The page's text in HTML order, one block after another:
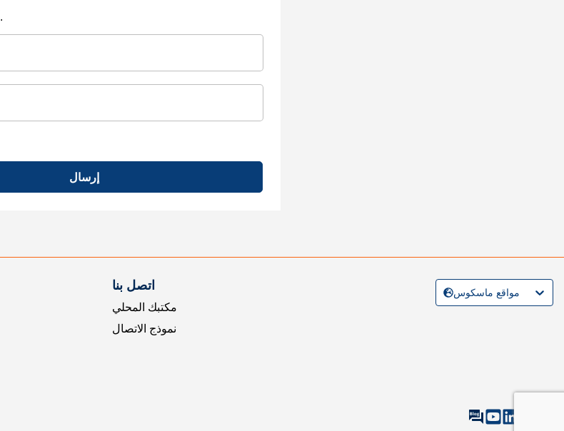
أريد ردًا على رأيي.
إرسال
اتصل بنا
مكتبك المحلي
نموذج الاتصال
مواقع ماسكوس